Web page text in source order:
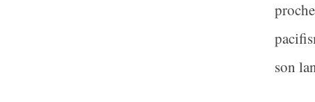
son